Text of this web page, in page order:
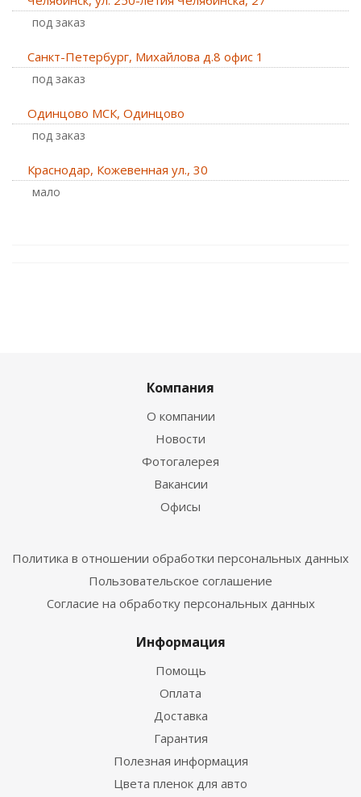
Под заказ
Санкт-Петербург, Михайлова д.8 офис 1
Под заказ
Одинцово МСК, Одинцово
Под заказ
Краснодар, Кожевенная ул., 30
Мало
Компания
О компании
Новости
Фотогалерея
Вакансии
Офисы
Политика в отношении обработки персональных данных
Пользовательское соглашение
Согласие на обработку персональных данных
Информация
Помощь
Оплата
Доставка
Гарантия
Полезная информация
Цвета пленок для авто